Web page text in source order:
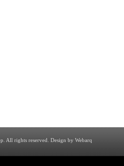
All rights reserved.Design by Webarq